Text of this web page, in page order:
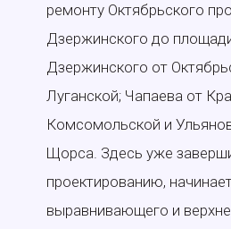
ремонту Октябрьского
Дзержинского до
Дзержинского от
Луганской; Чапаева от
Комсомольской и
Щорса. Здесь уже
проектированию,
выравнивающего и